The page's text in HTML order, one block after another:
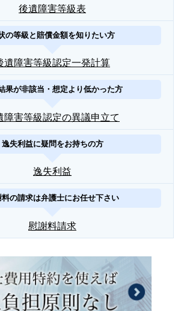
後遺障害等級表
の等級と賠償金額を知りたい方
遺障害等級認定一発計算
果が非該当・想定より低かった方
障害等級認定の異議申立て
逸失利益に疑問をお持ちの方
逸失利益
料の請求は弁護士にお任せ下さい
慰謝料請求